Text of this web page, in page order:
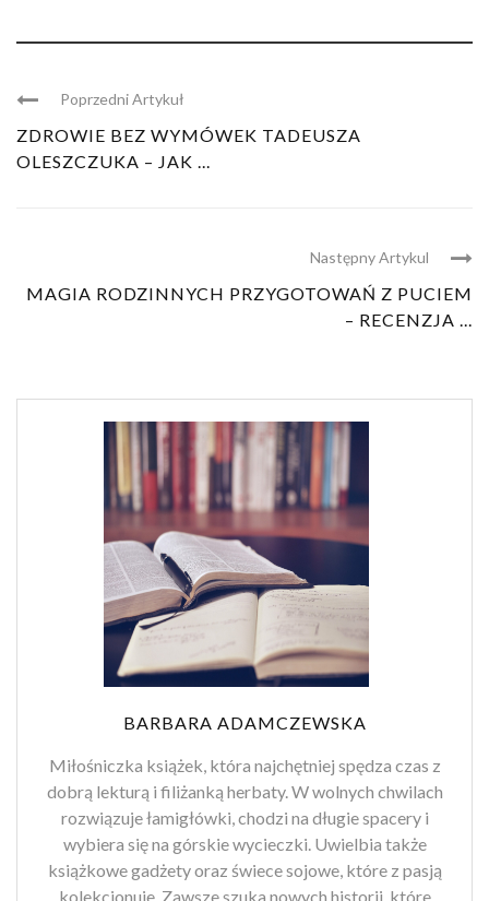
Poprzedni Artykuł
ZDROWIE BEZ WYMÓWEK TADEUSZA
OLESZCZUKA – JAK ...
Następny Artykul
MAGIA RODZINNYCH PRZYGOTOWAŃ Z PUCIEM
– RECENZJA ...
BARBARA ADAMCZEWSKA
Miłośniczka książek, która najchętniej spędza czas z
dobrą lekturą i filiżanką herbaty. W wolnych chwilach
rozwiązuje łamigłówki, chodzi na długie spacery i
wybiera się na górskie wycieczki. Uwielbia także
książkowe gadżety oraz świece sojowe, które z pasją
kolekcjonuje. Zawsze szuka nowych historii, które